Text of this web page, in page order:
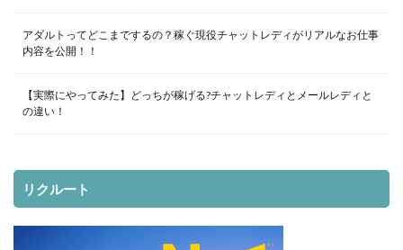
アダルトってどこまでするの？稼ぐ現役チャットレディがリアルなお仕事
内容を公開！！
【実際にやってみた】どっちが稼げる?チャットレディとメールレディと
の違い！
リクルート